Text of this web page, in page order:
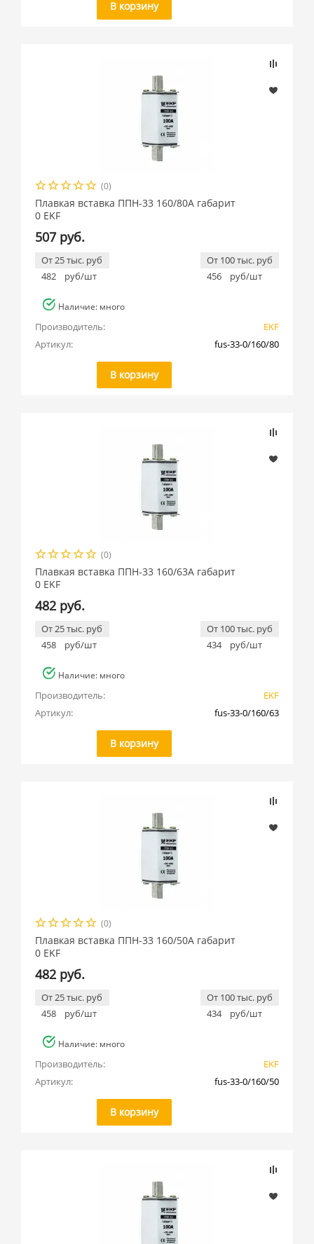
В корзину
(0)
Плавкая вставка ППН-33 160/80А габарит
0 EKF
507 руб.
От 25 тыс. руб
482
руб/шт
От 100 тыс. руб
456
руб/шт
Наличие: много
Производитель:
EKF
Артикул:
fus-33-0/160/80
В корзину
(0)
Плавкая вставка ППН-33 160/63А габарит
0 EKF
482 руб.
От 25 тыс. руб
458
руб/шт
От 100 тыс. руб
434
руб/шт
Наличие: много
Производитель:
EKF
Артикул:
fus-33-0/160/63
В корзину
(0)
Плавкая вставка ППН-33 160/50А габарит
0 EKF
482 руб.
От 25 тыс. руб
458
руб/шт
От 100 тыс. руб
434
руб/шт
Наличие: много
Производитель:
EKF
Артикул:
fus-33-0/160/50
В корзину